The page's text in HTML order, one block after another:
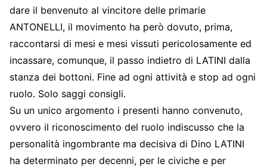
dare il benvenuto al vincitore delle primarie
ANTONELLI, il movimento ha però dovuto, prima,
raccontarsi di mesi e mesi vissuti pericolosamente ed
incassare, comunque, il passo indietro di LATINI dalla
stanza dei bottoni. Fine ad ogni attività e stop ad ogni
ruolo. Solo saggi consigli.
Su un unico argomento i presenti hanno convenuto,
ovvero il riconoscimento del ruolo indiscusso che la
personalità ingombrante ma decisiva di Dino LATINI
ha determinato per decenni, per le civiche e per